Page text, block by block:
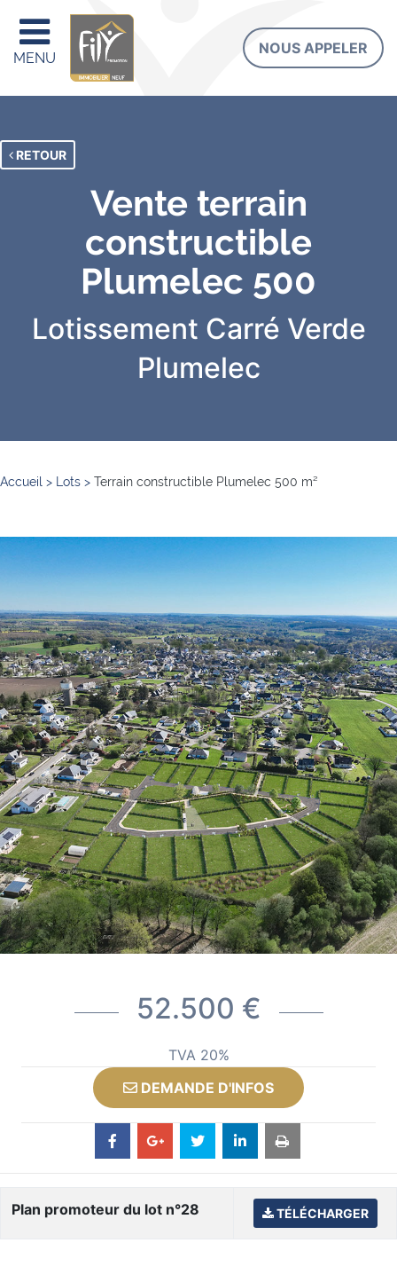
MENU
NOUS APPELER
RETOUR
Vente terrain
constructible
Plumelec 500
Lotissement Carré Verde
Plumelec
Accueil > Lots > Terrain constructible Plumelec 500 m²
52.500 €
TVA 20%
DEMANDE D'INFOS
Plan promoteur du lot n°28 TÉLÉCHARGER